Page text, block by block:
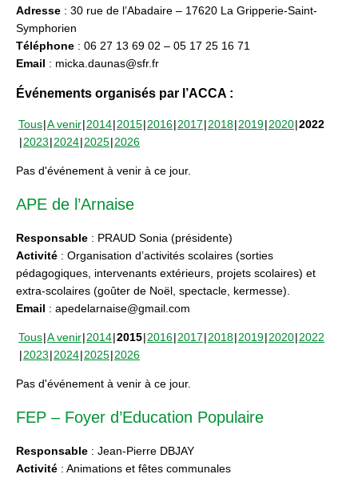
Adresse : 30 rue de l’Abadaire – 17620 La Gripperie-Saint-
Symphorien
Téléphone : 06 27 13 69 02 – 05 17 25 16 71
Email : micka.daunas@sfr.fr
Événements organisés par l’ACCA :
Tous A venir 2014 2015 2016 2017 2018 2019 2020 2022
2023 2024 2025 2026
Pas d'événement à venir à ce jour.
APE de l’Arnaise
Responsable : PRAUD Sonia (présidente)
Activité : Organisation d’activités scolaires (sorties
pédagogiques, intervenants extérieurs, projets scolaires) et
extra-scolaires (goûter de Noël, spectacle, kermesse).
Email : apedelarnaise@gmail.com
Tous A venir 2014 2015 2016 2017 2018 2019 2020 2022
2023 2024 2025 2026
Pas d'événement à venir à ce jour.
FEP – Foyer d’Education Populaire
Responsable : Jean-Pierre DBJAY
Activité : Animations et fêtes communales